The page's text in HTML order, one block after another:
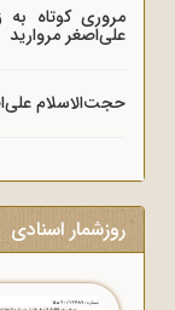
مروری کوتاه
علی‌اصغر مروارید
حجت‌الاسلام علی‌اصغر
روزشمار اسنادی